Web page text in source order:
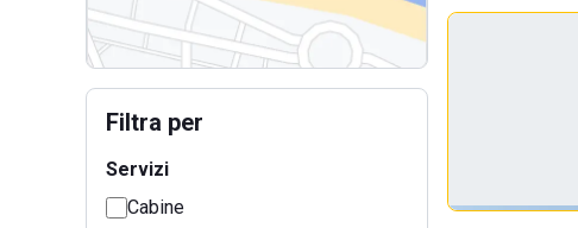
Filtra per
Servizi
Cabine